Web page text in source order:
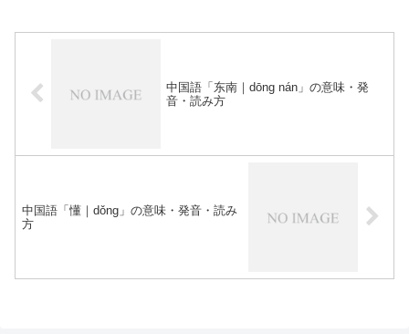
中国語「东南｜dōng nán」の意味・発
音・読み方
中国語「懂｜dǒng」の意味・発音・読み
方